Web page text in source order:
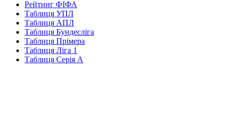
Рейтинг ФІФА
Таблиця УПЛ
Таблиця АПЛ
Таблиця Бундесліга
Таблиця Прімера
Таблиця Ліга 1
Таблиця Серія А